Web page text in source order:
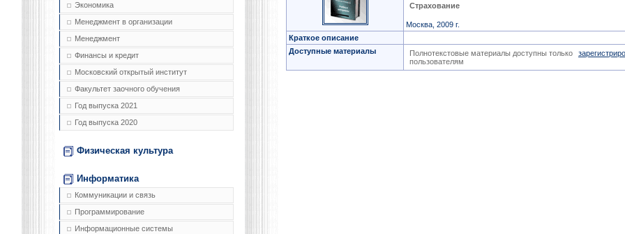
Экономика
Менеджмент в организации
Менеджмент
Финансы и кредит
Московский открытый институт
Факультет заочного обучения
Год выпуска 2021
Год выпуска 2020
Физическая культура
Информатика
Коммуникации и связь
Программирование
Информационные системы
Страхование
Москва, 2009 г.
Краткое описание
Доступные материалы
Полнотекстовые материалы доступны только
пользователям